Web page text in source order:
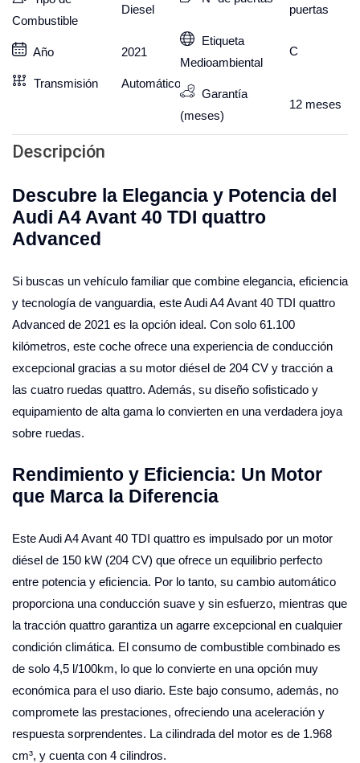
Combustible
Diesel
Año 2021
Transmisión Automático
puertas
Etiqueta
Medioambiental
C
Garantía
(meses)
12 meses
Descripción
Descubre la Elegancia y Potencia del
Audi A4 Avant 40 TDI quattro
Advanced
Si buscas un vehículo familiar que combine elegancia, eficiencia
y tecnología de vanguardia, este Audi A4 Avant 40 TDI quattro
Advanced de 2021 es la opción ideal. Con solo 61.100
kilómetros, este coche ofrece una experiencia de conducción
excepcional gracias a su motor diésel de 204 CV y tracción a
las cuatro ruedas quattro. Además, su diseño sofisticado y
equipamiento de alta gama lo convierten en una verdadera joya
sobre ruedas.
Rendimiento y Eficiencia: Un Motor
que Marca la Diferencia
Este Audi A4 Avant 40 TDI quattro es impulsado por un motor
diésel de 150 kW (204 CV) que ofrece un equilibrio perfecto
entre potencia y eficiencia. Por lo tanto, su cambio automático
proporciona una conducción suave y sin esfuerzo, mientras que
la tracción quattro garantiza un agarre excepcional en cualquier
condición climática. El consumo de combustible combinado es
de solo 4,5 l/100km, lo que lo convierte en una opción muy
económica para el uso diario. Este bajo consumo, además, no
compromete las prestaciones, ofreciendo una aceleración y
respuesta sorprendentes. La cilindrada del motor es de 1.968
cm³, y cuenta con 4 cilindros.